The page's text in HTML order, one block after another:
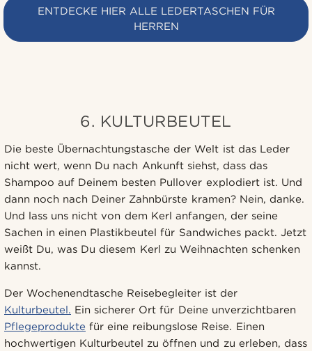
ENTDECKE HIER ALLE LEDERTASCHEN FÜR
HERREN
6. KULTURBEUTEL
Die beste Übernachtungstasche der Welt ist das Leder
nicht wert, wenn Du nach Ankunft siehst, dass das
Shampoo auf Deinem besten Pullover explodiert ist. Und
dann noch nach Deiner Zahnbürste kramen? Nein, danke.
Und lass uns nicht von dem Kerl anfangen, der seine
Sachen in einen Plastikbeutel für Sandwiches packt. Jetzt
weißt Du, was Du diesem Kerl zu Weihnachten schenken
kannst.
Der Wochenendtasche Reisebegleiter ist der
Kulturbeutel. Ein sicherer Ort für Deine unverzichtbaren
Pflegeprodukte für eine reibungslose Reise. Einen
hochwertigen Kulturbeutel zu öffnen und zu erleben, dass